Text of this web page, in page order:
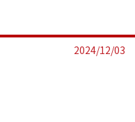
2024/12/03